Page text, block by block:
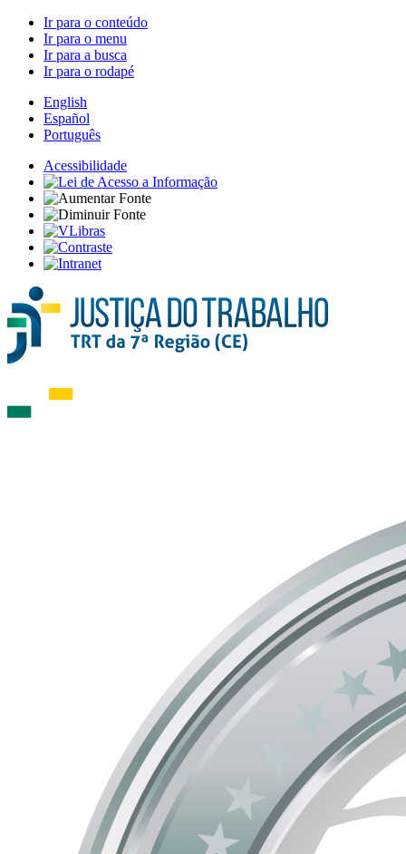
Ir para o conteúdo
Ir para o menu
Ir para a busca
Ir para o rodapé
English
Español
Português
Acessibilidade